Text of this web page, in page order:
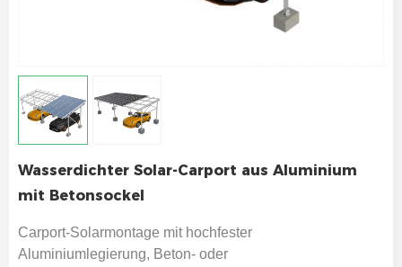
Wasserdichter Solar-Carport aus Aluminium
mit Betonsockel
Carport-Solarmontage mit hochfester
Aluminiumlegierung, Beton- oder